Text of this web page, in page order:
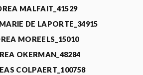
MALFAIT_41529
DE LAPORTE_34915
MOREELS_15010
OKERMAN_48284
COLPAERT_100758